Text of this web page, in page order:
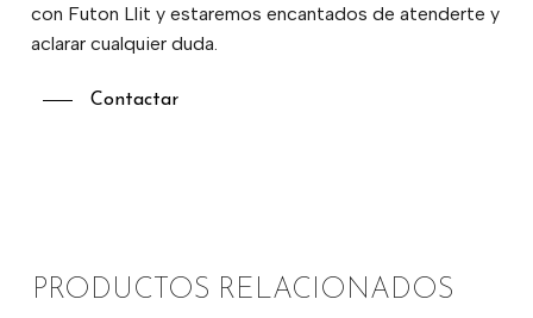
con Futon Llit y estaremos encantados de atenderte y
aclarar cualquier duda.
Contactar
PRODUCTOS RELACIONADOS